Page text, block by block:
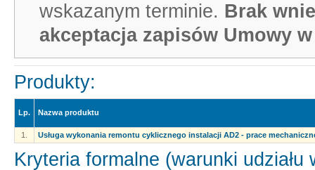
wskazanym terminie. Brak
akceptacja zapisów Umowy
Produkty:
Lp. Nazwa produktu
1. Usługa wykonania remontu cyklicznego instalacji AD2 - prace
Kryteria formalne (warunki udziału